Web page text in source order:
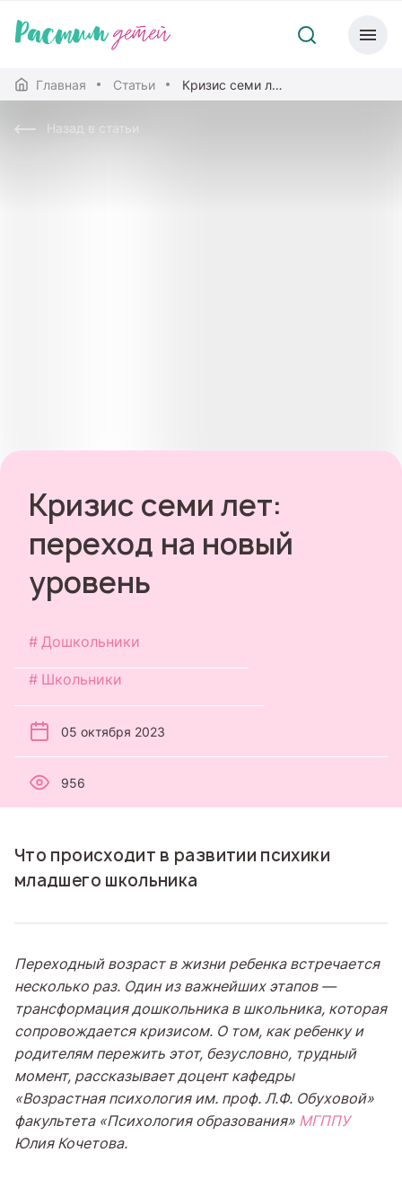
Главная Статьи Кризис семи лет: переход на новый уровень
Назад в статьи
Кризис семи лет:
переход на новый
уровень
Дошкольники
Школьники
05 октября 2023
956
Что происходит в развитии психики
младшего школьника
Переходный возраст в жизни ребенка встречается
несколько раз. Один из важнейших этапов —
трансформация дошкольника в школьника, которая
сопровождается кризисом. О том, как ребенку и
родителям пережить этот, безусловно, трудный
момент, рассказывает доцент кафедры
«Возрастная психология им. проф. Л.Ф. Обуховой»
факультета «Психология образования» МГППУ
Юлия Кочетова.